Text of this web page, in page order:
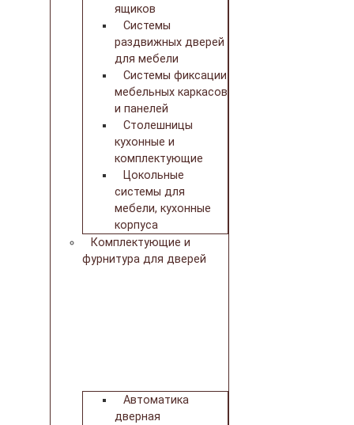
ящиков
Системы
раздвижных дверей
для мебели
Системы фиксации
мебельных каркасов
и панелей
Столешницы
кухонные и
комплектующие
Цокольные
системы для
мебели, кухонные
корпуса
Комплектующие и
фурнитура для дверей
Автоматика
дверная